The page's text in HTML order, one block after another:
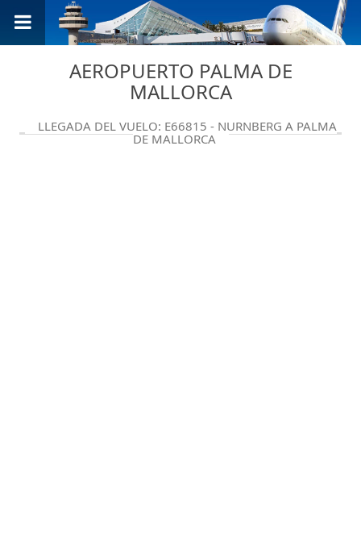
AEROPUERTO PALMA DE
MALLORCA
LLEGADA DEL VUELO: E66815 - NURNBERG A PALMA
DE MALLORCA